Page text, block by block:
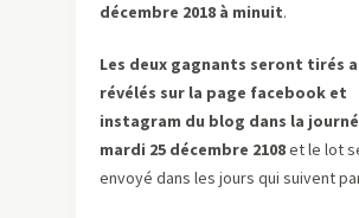
décembre 2018 à minuit.
Les deux gagnants seront tirés
révélés sur la page facebook et
instagram du blog dans la
mardi 25 décembre 2108et le lot
envoyé dans les jours qui suivent